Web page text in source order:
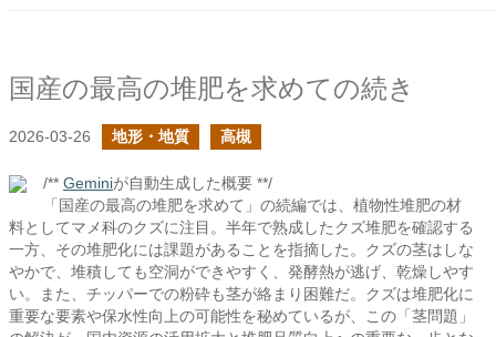
国産の最高の堆肥を求めての続き
2026-03-26 地形・地質 高槻
/** Geminiが自動生成した概要 **/
「国産の最高の堆肥を求めて」の続編では、植物性堆肥の材
料としてマメ科のクズに注目。半年で熟成したクズ堆肥を確認する
一方、その堆肥化には課題があることを指摘した。クズの茎はしな
やかで、堆積しても空洞ができやすく、発酵熱が逃げ、乾燥しやす
い。また、チッパーでの粉砕も茎が絡まり困難だ。クズは堆肥化に
重要な要素や保水性向上の可能性を秘めているが、この「茎問題」